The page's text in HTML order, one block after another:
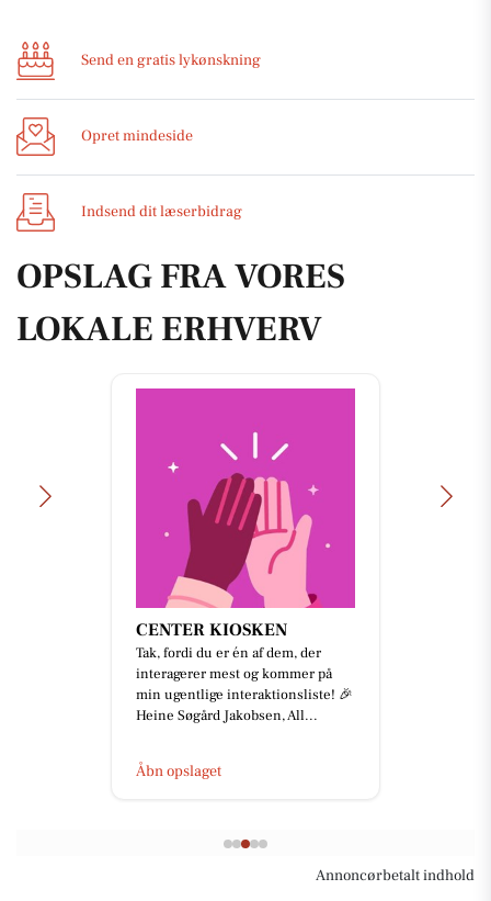
Send en gratis lykønskning
Opret mindeside
Indsend dit læserbidrag
OPSLAG FRA VORES
LOKALE ERHVERV
CENTER KIOSKEN
Tak, fordi du er én af dem, der
interagerer mest og kommer på
min ugentlige interaktionsliste! 🎉
Heine Søgård Jakobsen, All...
Åbn opslaget
Annoncørbetalt indhold